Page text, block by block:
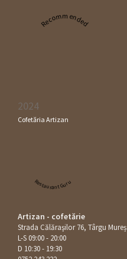
Recommended
2024
Cofetăria Artizan
Restaurant Guru
Artizan - cofetărie
Strada Călăraşilor 76, Târgu Mureș
L-S 09:00 - 20:00
D 10:30 - 19:30